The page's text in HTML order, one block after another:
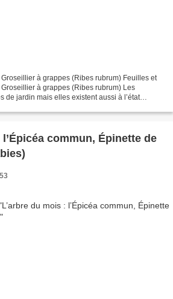
à grappes (Ribes rubrum) Feuilles et
à grappes (Ribes rubrum) Les
de jardin mais elles existent aussi à l’état
commun, Épinette de